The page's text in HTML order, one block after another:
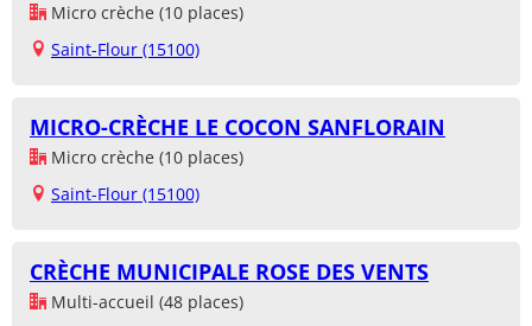
Micro crèche (10 places)
Saint-Flour (15100)
MICRO-CRÈCHE LE COCON SANFLORAIN
Micro crèche (10 places)
Saint-Flour (15100)
CRÈCHE MUNICIPALE ROSE DES VENTS
Multi-accueil (48 places)